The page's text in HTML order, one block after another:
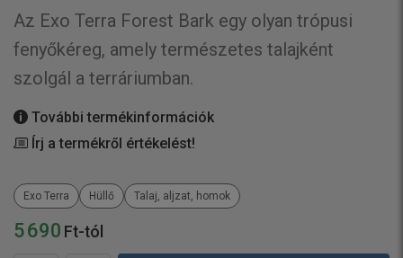
5 690 Ft-tól
Az Exo Terra Forest Bark egy olyan trópusi
fenyőkéreg, amely természetes talajként
szolgál a terráriumban.
További termékinformációk
Írj a termékről értékelést!
Exo Terra Hüllő Talaj, aljzat, homok